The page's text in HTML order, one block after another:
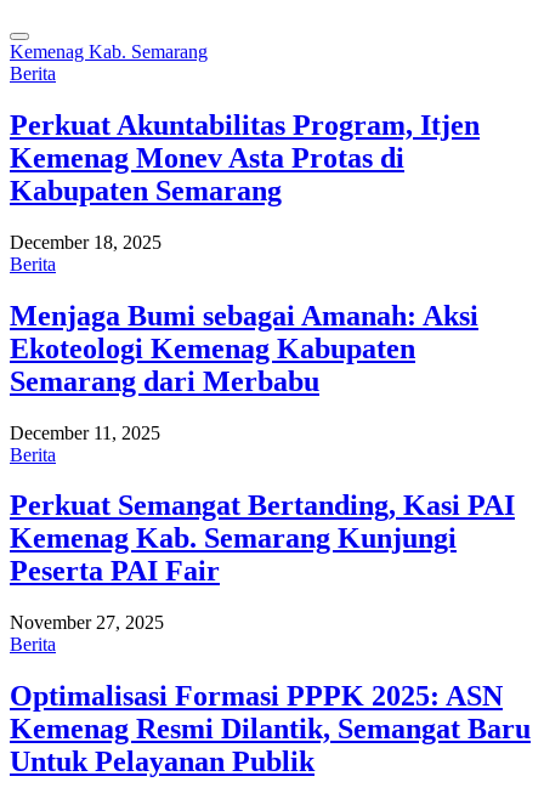
Kemenag Kab. Semarang
Berita
Perkuat Akuntabilitas Program, Itjen
Kemenag Monev Asta Protas di
Kabupaten Semarang
December 18, 2025
Berita
Menjaga Bumi sebagai Amanah: Aksi
Ekoteologi Kemenag Kabupaten
Semarang dari Merbabu
December 11, 2025
Berita
Perkuat Semangat Bertanding, Kasi PAI
Kemenag Kab. Semarang Kunjungi
Peserta PAI Fair
November 27, 2025
Berita
Optimalisasi Formasi PPPK 2025: ASN
Kemenag Resmi Dilantik, Semangat Baru
Untuk Pelayanan Publik